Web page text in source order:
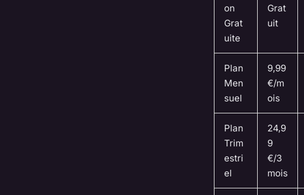
on
Grat
uite
Grat
uit
Plan
Men
suel
9,99
€/m
ois
Plan
Trim
estri
el
24,9
9
€/3
mois